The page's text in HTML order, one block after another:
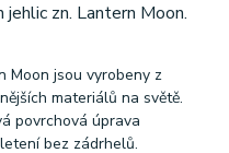
jehlic zn. Lantern Moon.
Moon jsou vyrobeny z
materiálů na světě.
povrchová úprava
bez zádrhelů.